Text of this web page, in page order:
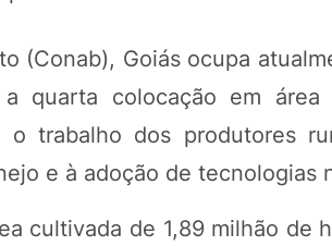
(Conab), Goiás ocupa
quarta colocação em área
trabalho dos produtores
e à adoção de tecnologias
cultivada de 1,89 milhão de